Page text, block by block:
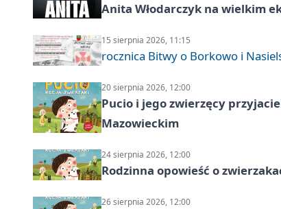
Anita Włodarczyk na wielkim
15 sierpnia 2026, 11:15
rocznica Bitwy o Borkowo i
20 sierpnia 2026, 12:00
Pucio i jego zwierzęcy
Mazowieckim
24 sierpnia 2026, 12:00
Rodzinna opowieść o
26 sierpnia 2026, 12:00